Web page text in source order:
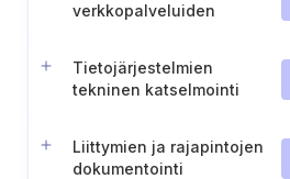
verkkopalveluiden
Tietojärjestelmien
tekninen katselmointi
Liittymien ja rajapintojen
dokumentointi